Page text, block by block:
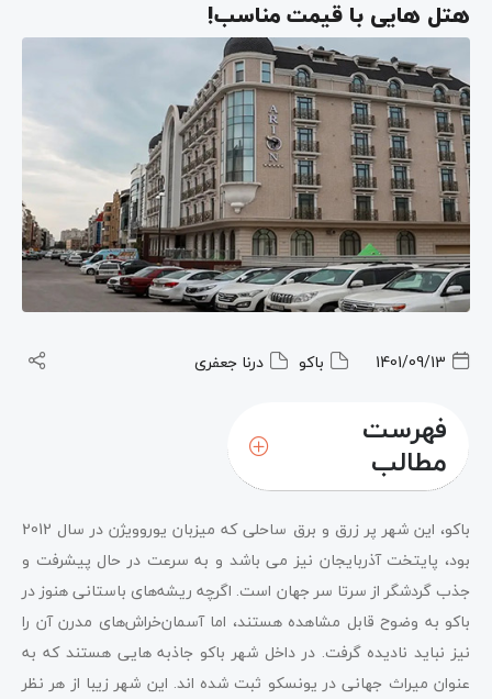
هتل هایی با قیمت مناسب!
1401/09/13 باکو درنا جعفری
فهرست
مطالب
بهترین هتل های باکو برای اقامت
باکو، این شهر پر زرق و برق ساحلی که میزبان یوروویژن در سال 2012
بود، پایتخت آذربایجان نیز می باشد و به سرعت در حال پیشرفت و
جذب گردشگر از سرتا سر جهان است. اگرچه ریشه‌های باستانی هنوز در
باکو به وضوح قابل مشاهده هستند، اما آسمان‌خراش‌های مدرن آن را
نیز نباید نادیده گرفت. در داخل شهر باکو جاذبه هایی هستند که به
عنوان میراث جهانی در یونسکو ثبت شده اند. این شهر زیبا از هر نظر